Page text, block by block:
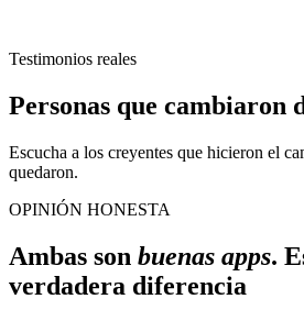
Testimonios reales
Personas que cambiaron
Escucha a los creyentes que hicieron el
quedaron.
OPINIÓN HONESTA
Ambas son buenas apps.
verdadera diferencia